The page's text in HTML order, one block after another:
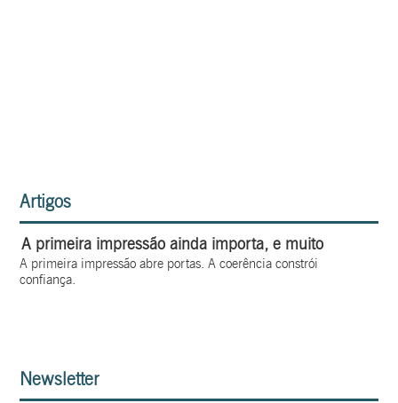
Artigos
A primeira impressão ainda importa, e muito
A primeira impressão abre portas. A coerência constrói
confiança.
Newsletter